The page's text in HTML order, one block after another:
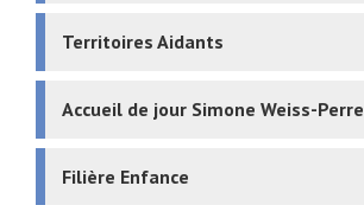
Territoires Aidants
Accueil de jour Simone Weiss-
Filière Enfance